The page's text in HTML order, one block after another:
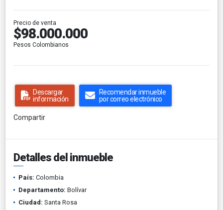
Precio de venta
$98.000.000
Pesos Colombianos
Descargar
información
Recomendar inmueble
por correo electrónico
Compartir
Detalles del inmueble
País: Colombia
Departamento: Bolívar
Ciudad: Santa Rosa